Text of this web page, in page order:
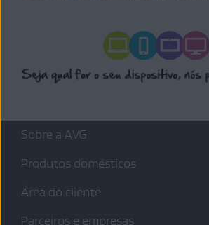
Sobre a AVG
Produtos domésticos
Área do cliente
Parceiros e empresas